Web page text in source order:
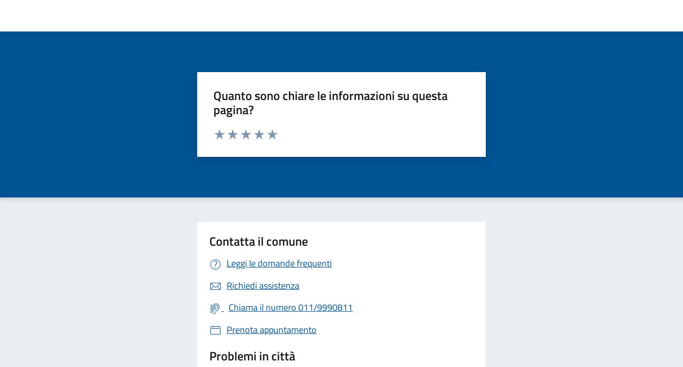
Quanto sono chiare le informazioni su questa
pagina?
Valuta da 1 a 5 stelle la pagina
Contatta il comune
Leggi le domande frequenti
Richiedi assistenza
Chiama il numero 011/9990811
Prenota appuntamento
Problemi in città